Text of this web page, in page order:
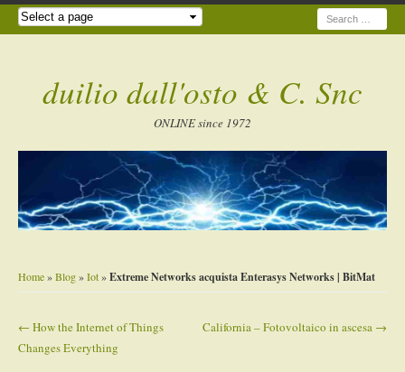
Search
duilio dall'osto & C. Snc
ONLINE since 1972
Home»Blog»Iot»Extreme Networks acquista Enterasys Networks | BitMat
← How the Internet of Things
Changes Everything
California – Fotovoltaico in ascesa →